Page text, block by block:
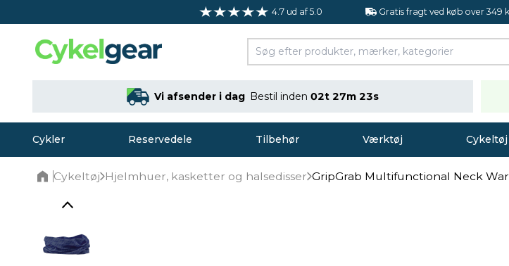
4.7 ud af 5.0 Gratis fragt ved køb over 349
Vi afsender i dag Bestil inden02t 27m 22s
Cykler Reservedele Tilbehør Værktøj Cykeltøj
Cykeltøj Hjelmhuer, kasketter og halsedisser GripGrab Multifunctional Neck